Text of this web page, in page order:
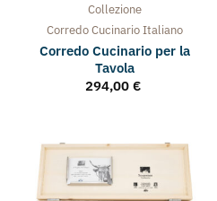
Corredo Cucinario Italiano
Corredo Cucinario per la
Tavola
294,00€